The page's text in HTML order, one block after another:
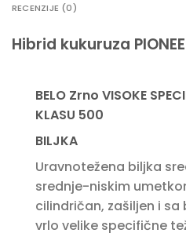
RECENZIJE (0)
Hibrid kukuruza
BELO Zrno VISOKE
KLASU 500
BILJKA
Uravnotežena biljka
srednje-niskim
cilindričan, zašiljen i sa
vrlo velike specifične